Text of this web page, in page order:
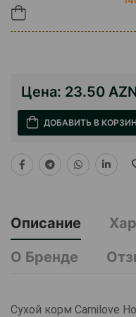
Цена: 23.50
ДОБАВИТЬ В
Описание
О Бренде
Сухой корм Carnilove